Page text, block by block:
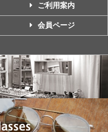
ご利用案内
会員ページ